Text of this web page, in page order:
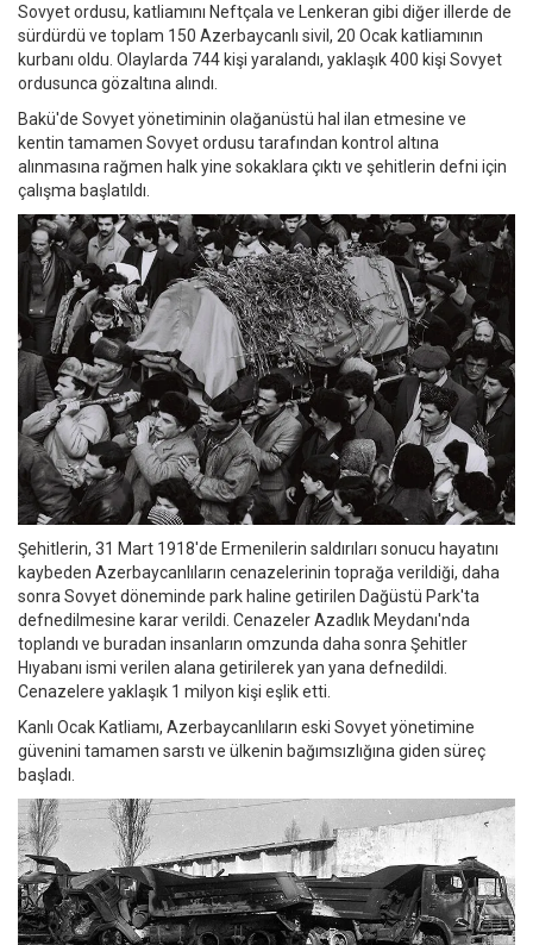
Sovyet ordusu, katliamını Neftçala ve Lenkeran gibi diğer illerde de
sürdürdü ve toplam 150 Azerbaycanlı sivil, 20 Ocak katliamının
kurbanı oldu. Olaylarda 744 kişi yaralandı, yaklaşık 400 kişi Sovyet
ordusunca gözaltına alındı.
Bakü'de Sovyet yönetiminin olağanüstü hal ilan etmesine ve
kentin tamamen Sovyet ordusu tarafından kontrol altına
alınmasına rağmen halk yine sokaklara çıktı ve şehitlerin defni için
çalışma başlatıldı.
Şehitlerin, 31 Mart 1918'de Ermenilerin saldırıları sonucu hayatını
kaybeden Azerbaycanlıların cenazelerinin toprağa verildiği, daha
sonra Sovyet döneminde park haline getirilen Dağüstü Park'ta
defnedilmesine karar verildi. Cenazeler Azadlık Meydanı'nda
toplandı ve buradan insanların omzunda daha sonra Şehitler
Hıyabanı ismi verilen alana getirilerek yan yana defnedildi.
Cenazelere yaklaşık 1 milyon kişi eşlik etti.
Kanlı Ocak Katliamı, Azerbaycanlıların eski Sovyet yönetimine
güvenini tamamen sarstı ve ülkenin bağımsızlığına giden süreç
başladı.